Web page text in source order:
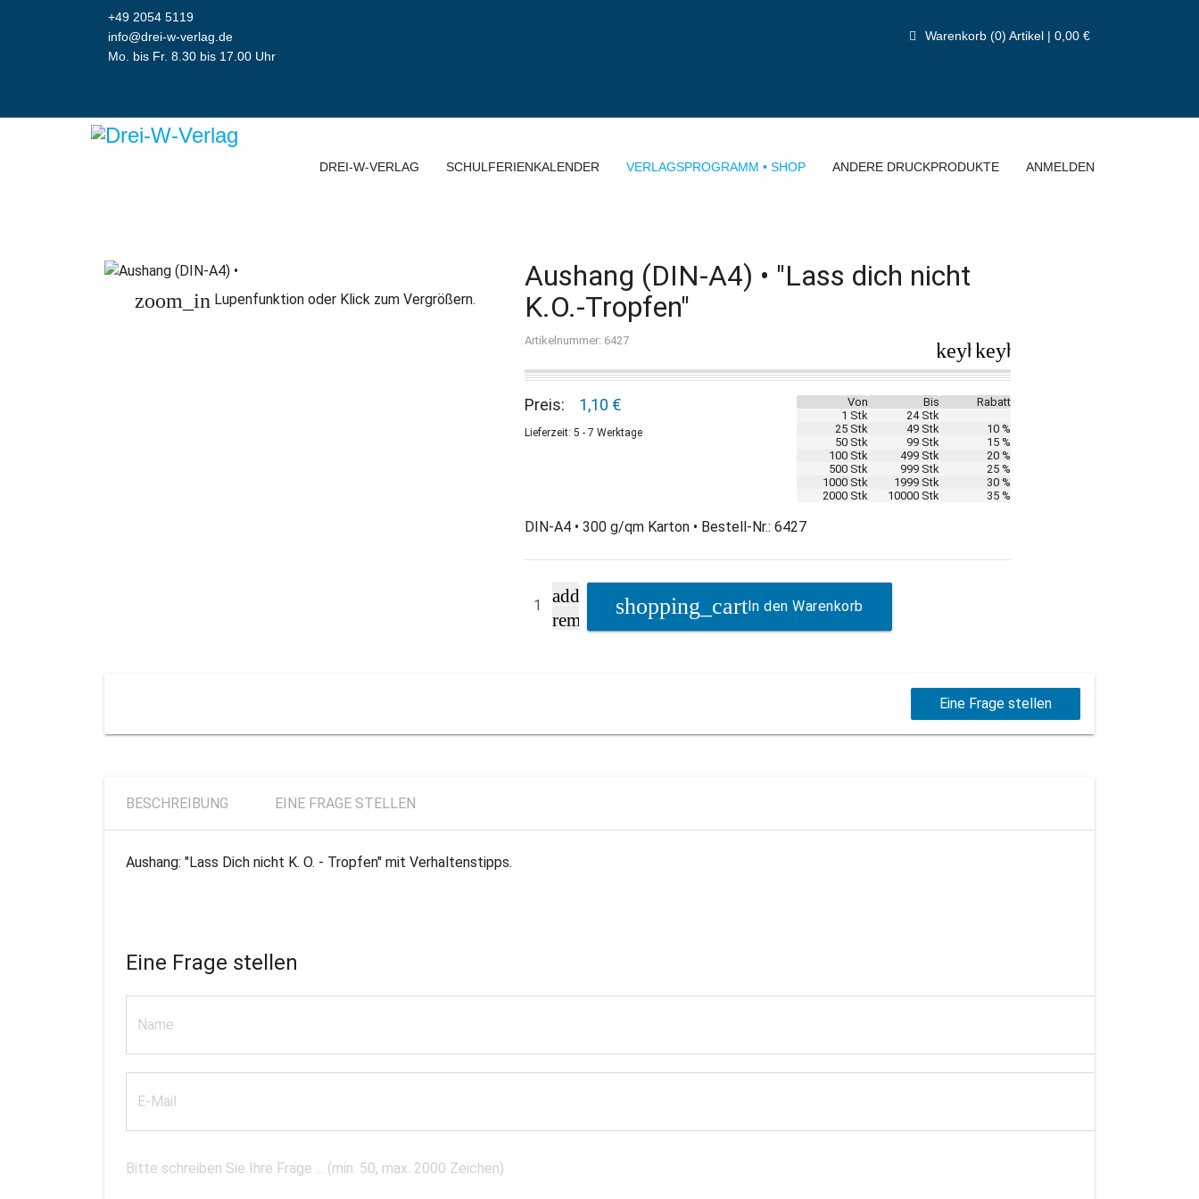
+49 2054 5119
info@drei-w-verlag.de
Mo. bis Fr. 8.30 bis 17.00 Uhr
Warenkorb (0) Artikel | 0,00 €
DREI-W-VERLAG SCHULFERIENKALENDER VERLAGSPROGRAMM • SHOP ANDERE DRUCKPRODUKTE ANMELDEN
zoom_in Lupenfunktion oder Klick zum Vergrößern.
Aushang (DIN-A4) • "Lass dich nicht
K.O.-Tropfen"
Artikelnummer: 6427 keyboard_arrow_left
keyboard_arrow_right
Von Bis
Rabatt
1 Stk
24 Stk
25 Stk
49 Stk
10 %
50 Stk
99 Stk
15 %
100 Stk
499 Stk
20 %
500 Stk
999 Stk
25 %
1000 Stk
1999 Stk
30 %
2000 Stk
10000 Stk 35 %
Preis: 1,10 €
Lieferzeit: 5 - 7 Werktage
DIN-A4 • 300 g/qm Karton • Bestell-Nr.: 6427
add
remove
In den Warenkorb
Eine Frage stellen
BESCHREIBUNG EINE FRAGE STELLEN
Aushang: "Lass Dich nicht K. O. - Tropfen" mit Verhaltenstipps.
Eine Frage stellen